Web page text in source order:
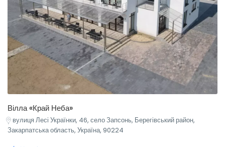
Вілла «Край Неба»
вулиця Лесі Українки, 46, село Запсонь, Берегівський район,
Закарпатська область, Україна, 90224